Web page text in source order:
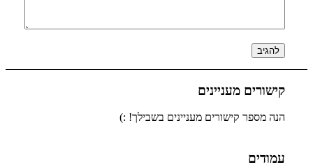
קישורים מעניינים
הנה מספר קישורים מעניינים בשבילך! :)
עמודים